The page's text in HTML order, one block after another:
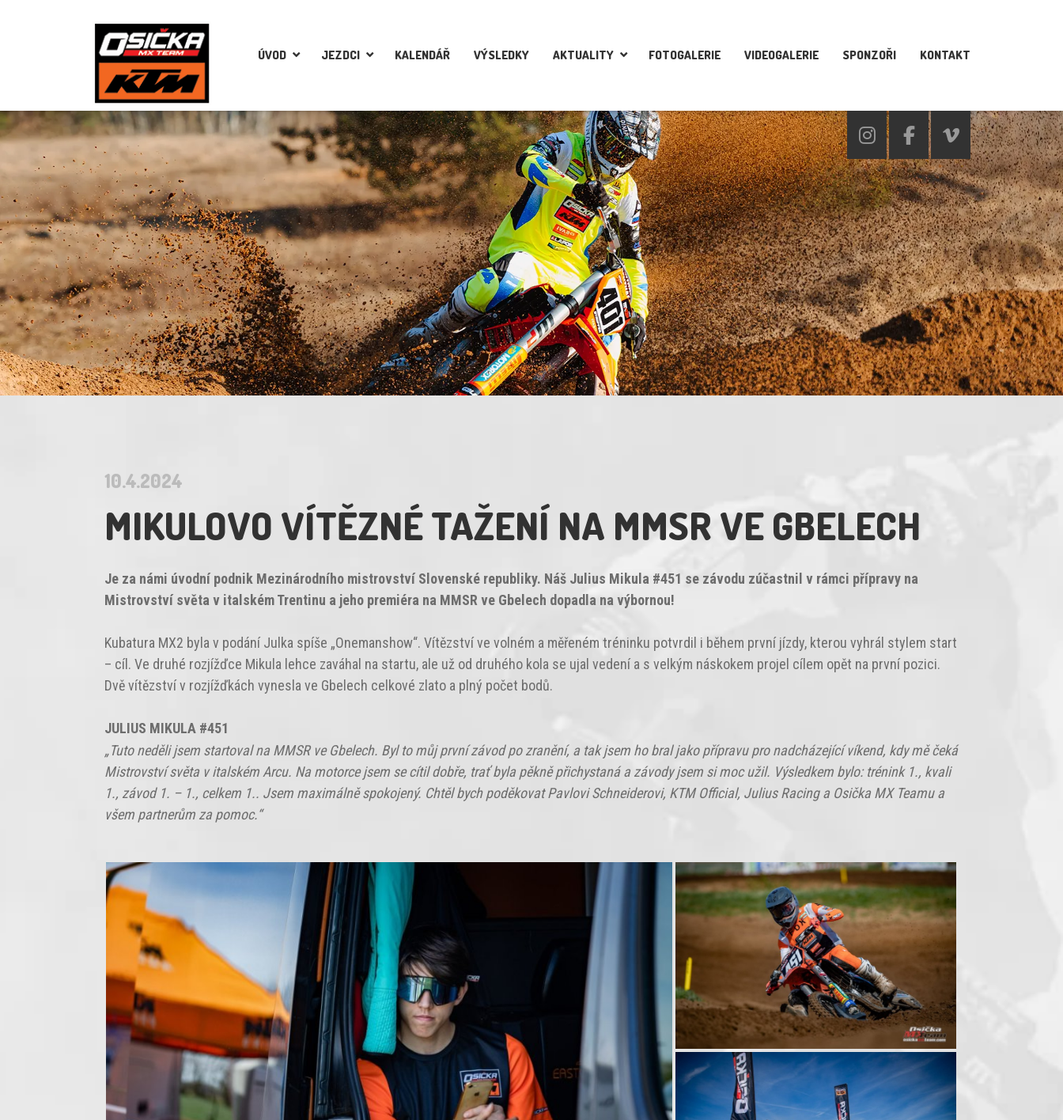
ÚVOD JEZDCI KALENDÁŘ VÝSLEDKY AKTUALITY FOTOGALERIE VIDEOGALERIE SPONZOŘI KONTAKT
10.4.2024
MIKULOVO VÍTĚZNÉ TAŽENÍ NA MMSR VE GBELECH
Je za námi úvodní podnik Mezinárodního mistrovství Slovenské republiky. Náš Julius Mikula #451 se závodu zúčastnil v rámci přípravy na
Mistrovství světa v italském Trentinu a jeho premiéra na MMSR ve Gbelech dopadla na výbornou!
Kubatura MX2 byla v podání Julka spíše „Onemanshow“. Vítězství ve volném a měřeném tréninku potvrdil i během první jízdy, kterou vyhrál stylem start
– cíl. Ve druhé rozjížďce Mikula lehce zaváhal na startu, ale už od druhého kola se ujal vedení a s velkým náskokem projel cílem opět na první pozici.
Dvě vítězství v rozjížďkách vynesla ve Gbelech celkové zlato a plný počet bodů.
JULIUS MIKULA #451
„Tuto neděli jsem startoval na MMSR ve Gbelech. Byl to můj první závod po zranění, a tak jsem ho bral jako přípravu pro nadcházející víkend, kdy mě čeká
Mistrovství světa v italském Arcu. Na motorce jsem se cítil dobře, trať byla pěkně přichystaná a závody jsem si moc užil. Výsledkem bylo: trénink 1., kvali
1., závod 1. – 1., celkem 1.. Jsem maximálně spokojený. Chtěl bych poděkovat Pavlovi Schneiderovi, KTM Official, Julius Racing a Osička MX Teamu a
všem partnerům za pomoc.“